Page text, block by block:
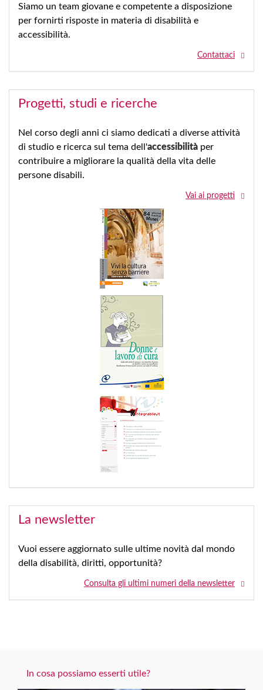
Siamo un team giovane e competente a disposizione
per fornirti risposte in materia di disabilità e
accessibilità.
Contattaci
Progetti, studi e ricerche
Nel corso degli anni ci siamo dedicati a diverse attività
di studio e ricerca sul tema dell'accessibilità per
contribuire a migliorare la qualità della vita delle
persone disabili.
Vai ai progetti
La newsletter
Vuoi essere aggiornato sulle ultime novità dal mondo
della disabilità, diritti, opportunità?
Consulta gli ultimi numeri della newsletter
In cosa possiamo esserti utile?